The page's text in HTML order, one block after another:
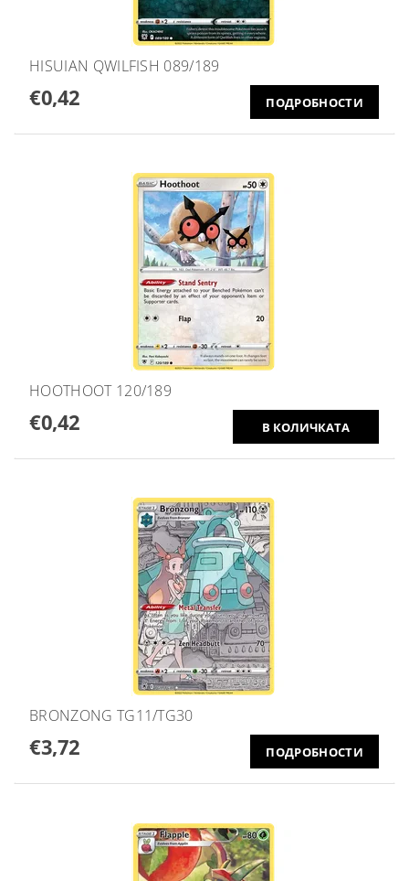
HISUIAN QWILFISH 089/189
€0,42 ПОДРОБНОСТИ
HOOTHOOT 120/189
€0,42
BRONZONG TG11/TG30
€3,72 ПОДРОБНОСТИ